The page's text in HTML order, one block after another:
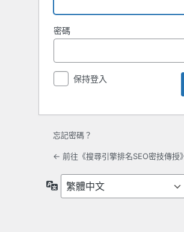
密碼
保持登入
忘記密碼？
← 前往《搜尋引擎排名SEO密技傳授》
言